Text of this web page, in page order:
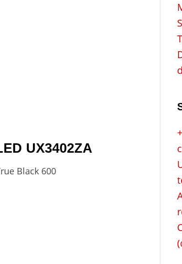
UX3402ZA
Black 600